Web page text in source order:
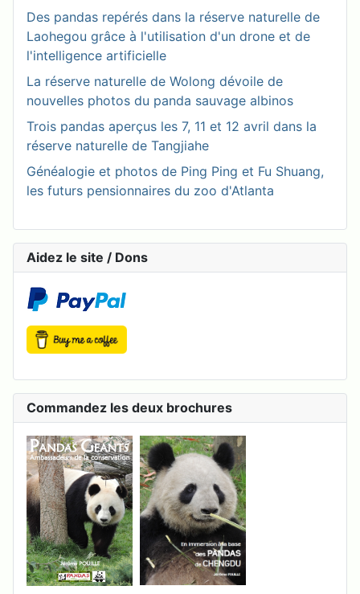
Des pandas repérés dans la réserve naturelle de
Laohegou grâce à l'utilisation d'un drone et de
l'intelligence artificielle
La réserve naturelle de Wolong dévoile de
nouvelles photos du panda sauvage albinos
Trois pandas aperçus les 7, 11 et 12 avril dans la
réserve naturelle de Tangjiahe
Généalogie et photos de Ping Ping et Fu Shuang,
les futurs pensionnaires du zoo d'Atlanta
Aidez le site / Dons
Commandez les deux brochures